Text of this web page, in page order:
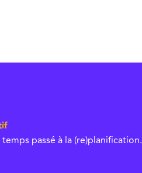
passé à la (re)planification.